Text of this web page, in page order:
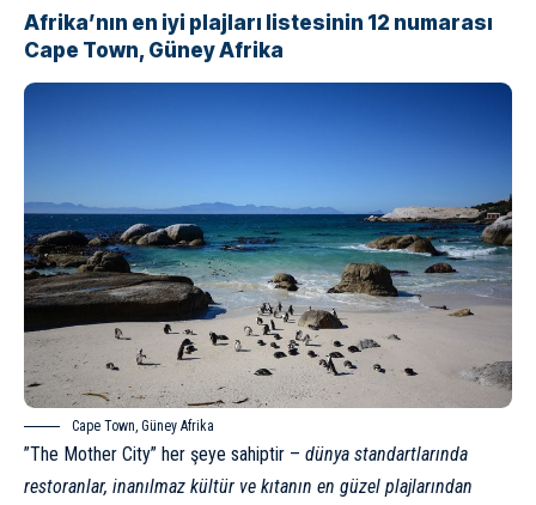
Afrika’nın en iyi plajları listesinin 12 numarası
Cape Town, Güney Afrika
Cape Town, Güney Afrika
”The Mother City” her şeye sahiptir – dünya standartlarında
restoranlar, inanılmaz kültür ve kıtanın en güzel plajlarından